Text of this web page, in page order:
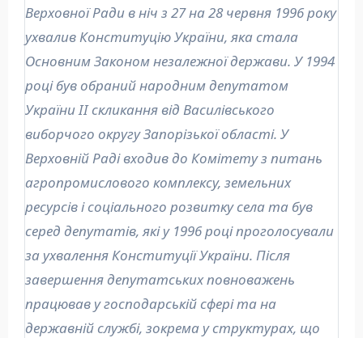
Верховної Ради в ніч з 27 на 28 червня 1996 року
ухвалив Конституцію України, яка стала
Основним Законом незалежної держави. У 1994
році був обраний народним депутатом
України II скликання від Василівського
виборчого округу Запорізької області. У
Верховній Раді входив до Комітету з питань
агропромислового комплексу, земельних
ресурсів і соціального розвитку села та був
серед депутатів, які у 1996 році проголосували
за ухвалення Конституції України. Після
завершення депутатських повноважень
працював у господарській сфері та на
державній службі, зокрема у структурах, що